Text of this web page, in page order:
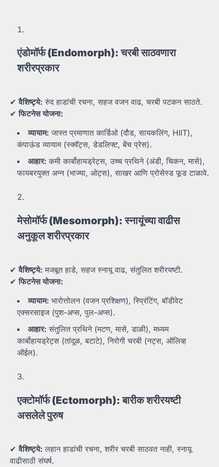
एंडोमॉर्फ (Endomorph):चरबीसाठवणारा
शरीरप्रकार
✔वैशिष्ट्ये: रुंद हाडांची रचना, सहज वजन वाढ, चरबी पटकन साठते.
✔फिटनेसयोजना:
व्यायाम: जास्त प्रमाणात कार्डिओ (दौड, सायकलिंग, HIIT),
कंपाऊंड व्यायाम (स्क्वॅट्स, डेडलिफ्ट, बेंच प्रेस).
आहार: कमी कार्बोहायड्रेट्स, उच्च प्रथिने (अंडी, चिकन, मासे),
फायबरयुक्त अन्न (भाज्या, ओट्स), साखर आणि प्रोसेस्ड फूड टाळावे.
मेसोमॉर्फ (Mesomorph):स्नायूंच्यावाढीस
अनुकूलशरीरप्रकार
✔वैशिष्ट्ये: मजबूत हाडे, सहज स्नायू वाढ, संतुलित शरीरयष्टी.
✔फिटनेसयोजना:
व्यायाम: भारोत्तोलन (वजन प्रशिक्षण), स्प्रिंटिंग, बॉडीवेट
एक्सरसाइज (पुश-अप्स, पुल-अप्स).
आहार: संतुलित प्रथिने (मटण, मासे, डाळी), मध्यम
कार्बोहायड्रेट्स (तांदूळ, बटाटे), निरोगी चरबी (नट्स, ऑलिव्ह
ऑईल).
एक्टोमॉर्फ (Ectomorph):बारीकशरीरयष्टी
असलेलेपुरुष
✔वैशिष्ट्ये: लहान हाडांची रचना, शरीर चरबी साठवत नाही, स्नायू
वाढीसाठी संघर्ष.